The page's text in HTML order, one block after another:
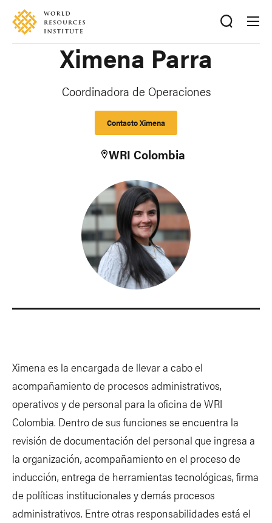
Skip
main
Accessibility
Ximena Parra
Coordinadora de Operaciones
Contacto Ximena
WRI Colombia
Ximena es la encargada de llevar a cabo el
acompañamiento de procesos administrativos,
operativos y de personal para la oficina de WRI
Colombia. Dentro de sus funciones se encuentra la
revisión de documentación del personal que ingresa a
la organización, acompañamiento en el proceso de
inducción, entrega de herramientas tecnológicas, firma
de políticas institucionales y demás procesos
administrativos. Entre otras responsabilidades está el